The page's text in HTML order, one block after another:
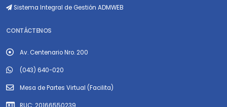
Sistema Integral de Gestión ADMWEB
CONTÁCTENOS
Av. Centenario Nro. 200
(043) 640-020
Mesa de Partes Virtual (Facilita)